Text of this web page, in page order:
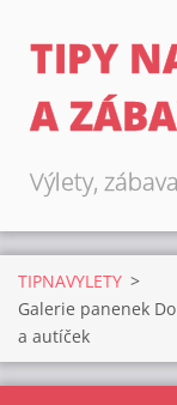
TIPY
A
Výlety,
TIPNAVYLETY >
Galerie panenek
a autíček